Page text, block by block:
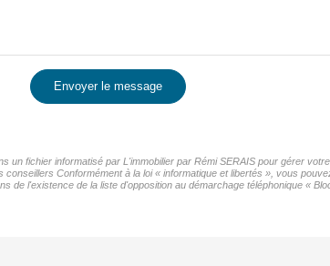
Envoyer le message
un fichier informatisé par L'immobilier par Rémi SERAIS pour gérer
Conformément à la loi « informatique et libertés », vous
de l'existence de la liste d'opposition au démarchage téléphonique «